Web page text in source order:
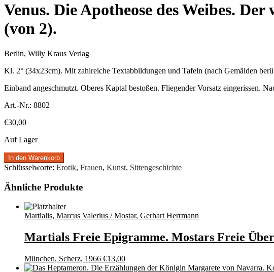
Venus. Die Apotheose des Weibes.
(von 2).
Berlin, Willy Kraus Verlag
Kl. 2° (34x23cm). Mit zahlreiche Textabbildungen und Tafeln (nach Gemälden
Einband angeschmutzt. Oberes Kaptal bestoßen. Fliegender Vorsatz eingerissen.
Art.-Nr.: 8802
€30,00
Auf Lager
In den Warenkorb
Schlüsselworte: Erotik, Frauen, Kunst, Sittengeschichte
Ähnliche Produkte
Martialis, Marcus Valerius / Mostar, Gerhart Herrmann
Martials Freie Epigramme. Mostars Freie
München, Scherz, 1966 €13,00